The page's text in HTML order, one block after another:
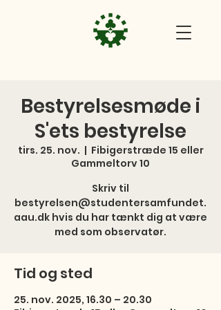
Bestyrelsesmøde i
S'ets bestyrelse
tirs. 25. nov.
  |
Fibigerstræde 15 eller
Gammeltorv 10
Skriv til
bestyrelsen@studentersamfundet.
aau.dk hvis du har tænkt dig at være
med som observatør.
Tid og sted
25. nov. 2025, 16.30 – 20.30